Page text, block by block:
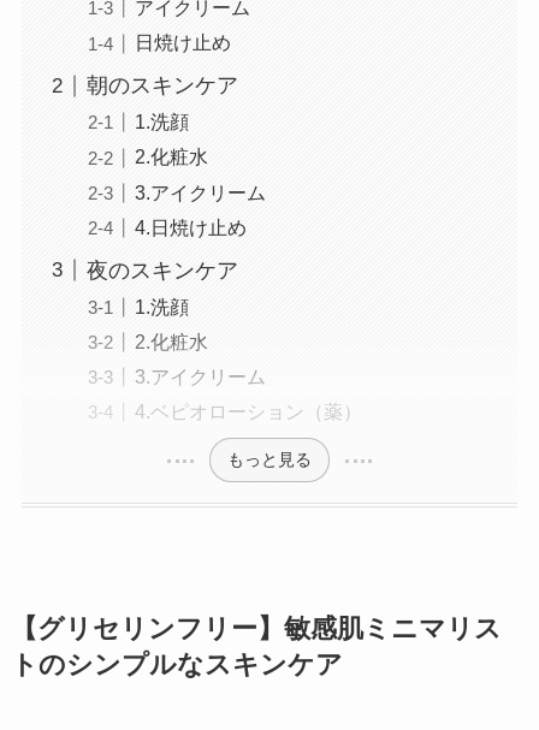
アイクリーム
日焼け止め
朝のスキンケア
1.洗顔
2.化粧水
3.アイクリーム
4.日焼け止め
夜のスキンケア
1.洗顔
2.化粧水
3.アイクリーム
4.ベピオローション（薬）
もっと見る
【グリセリンフリー】敏感肌ミニマリス
トのシンプルなスキンケア